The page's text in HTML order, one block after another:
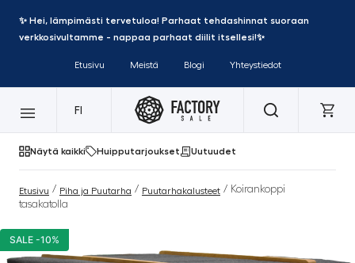
✨ Hei, lämpimästi tervetuloa! Parhaat tehdashinnat suoraan
verkkosivultamme - nappaa parhaat diilit itsellesi!✨
Etusivu Meistä Blogi Yhteystiedot
FI
Näytä kaikki Huipputarjoukset Uutuudet
Etusivu / Piha ja Puutarha / Puutarhakalusteet / Koirankoppi
tasakatolla
SALE -10%